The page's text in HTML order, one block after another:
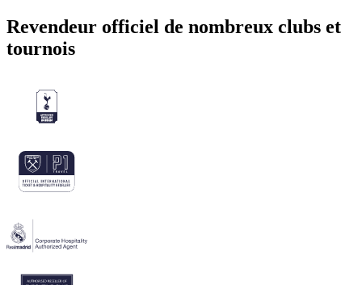
Revendeur officiel de nombreux clubs et
tournois